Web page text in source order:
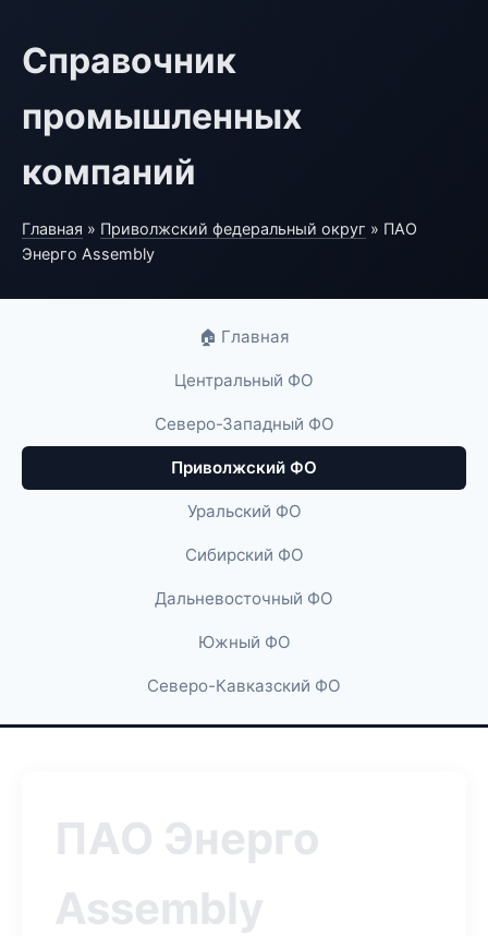
Справочник
промышленных
компаний
Главная » Приволжский федеральный округ » ПАО
Энерго Assembly
🏠 Главная
Центральный ФО
Северо-Западный ФО
Приволжский ФО
Уральский ФО
Сибирский ФО
Дальневосточный ФО
Южный ФО
Северо-Кавказский ФО
ПАО Энерго
Assembly